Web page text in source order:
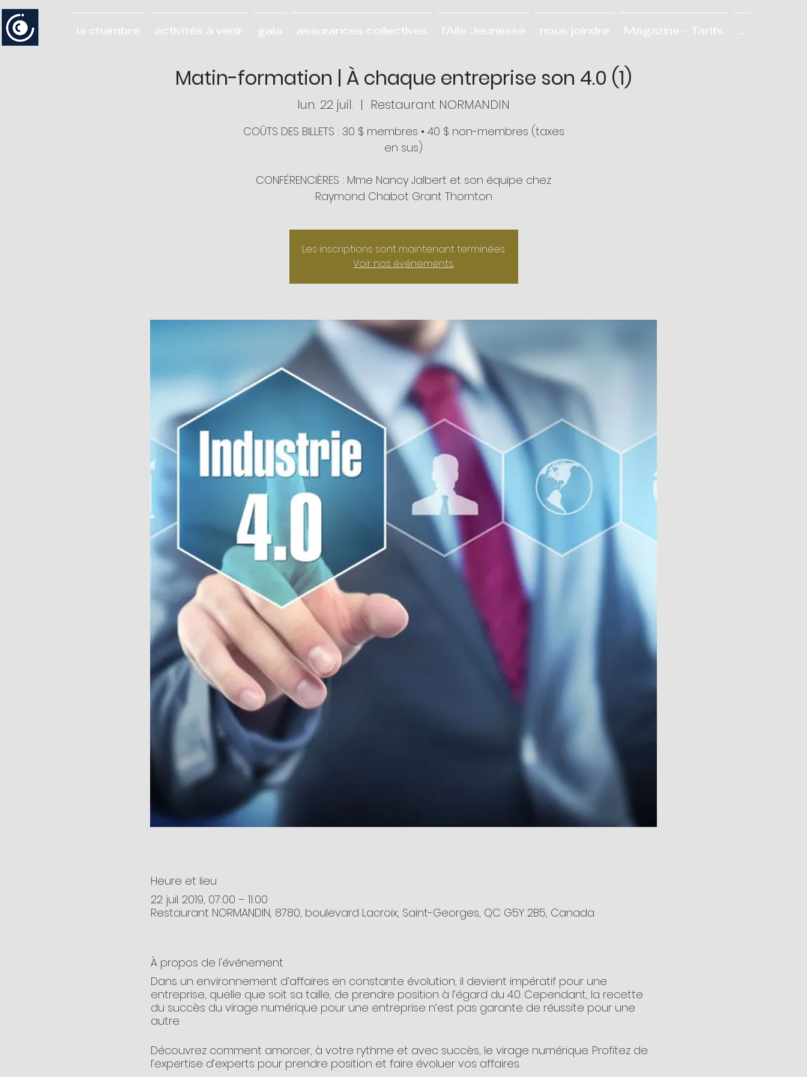
la chambre activités à venir gala assurances collectives l'Aile Jeunesse nous joindre Magazine - Tarifs ...
Matin-formation | À chaque entreprise son 4.0 (1)
lun. 22 juil.
  |
Restaurant NORMANDIN
COÛTS DES BILLETS : 30 $ membres • 40 $ non-membres (taxes
en sus)
CONFÉRENCIÈRES : Mme Nancy Jalbert et son équipe chez
Raymond Chabot Grant Thornton
Les inscriptions sont maintenant terminées.
Voir nos événements.
Heure et lieu
22 juil. 2019, 07:00 – 11:00
Restaurant NORMANDIN, 8780, boulevard Lacroix, Saint-Georges, QC G5Y 2B5, Canada
À propos de l'événement
Dans un environnement d’affaires en constante évolution, il devient impératif pour une
entreprise, quelle que soit sa taille, de prendre position à l’égard du 4.0. Cependant, la recette
du succès du virage numérique pour une entreprise n’est pas garante de réussite pour une
autre.
Découvrez comment amorcer, à votre rythme et avec succès, le virage numérique. Profitez de
l’expertise d’experts pour prendre position et faire évoluer vos affaires.